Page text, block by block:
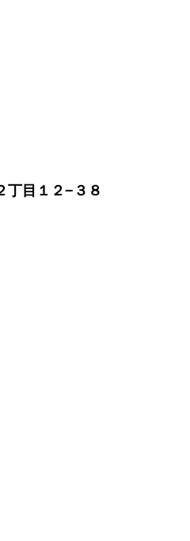
丁目１２−３８